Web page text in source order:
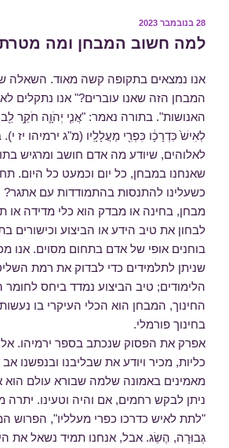
פורסם
28 בנובמבר 2023
למה חשוב המבחן ומה
אנו נמצאים בתקופה קשה מאוד. השאלה
המבחן הזה שאנו עוברים?" אנו נתקלים
האנושות". בתורה נאמר: "אֲנִ֧י יְהֹוָ֛ה חֹקֵ֥ר
לְאִישׁ֙ כִּדְרָכָ֔ו כִּפְרִ֖י מַעֲלָלָֽיו (מ"ג ירמיהו יז י).
לאלוהים, שיודע מה אדם חושב ומרגיש
שאנחנו במבחן, כל יום וכמעט כל היום.
כשעלינו להתנסות בהתמודדות עם אתגר?
מבחן, בחינה או מבדק הוא כלי מדידה או
לבחון את טיב הידע או הביצוע וכישורים
בוחנים אופי של אדם בתחום מסוים. אנו
שניתן לתלמידים כדי לבדוק את רמת
הלימודים; טיב הביצוע נמדד ביחס לחומר
החינוך, המבחן הוא הכלי העיקרי בו
בחינוך פורמלי.
אפרק את הפסוק שנכתב בספר ירמיהו.
כליות, מכיר ויודע את שבליבנו ובנפשנו אב
מאמינים באמונה שלמה שבורא עולם הוא
ניתן לבקש רחמים, אם והיה וטעינו. יתרה
"לתת לאיש כדרכו כפרי מעלליו", הפרוש
גְבוּרָה, הֶשֵׂג. אבל, אנחנו תמיד נשאל את